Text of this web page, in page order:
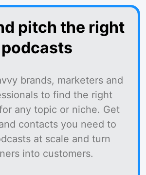
pitch the right
podcasts
brands, marketers and
to find the right
any topic or niche. Get
contacts you need to
at scale and turn
into customers.